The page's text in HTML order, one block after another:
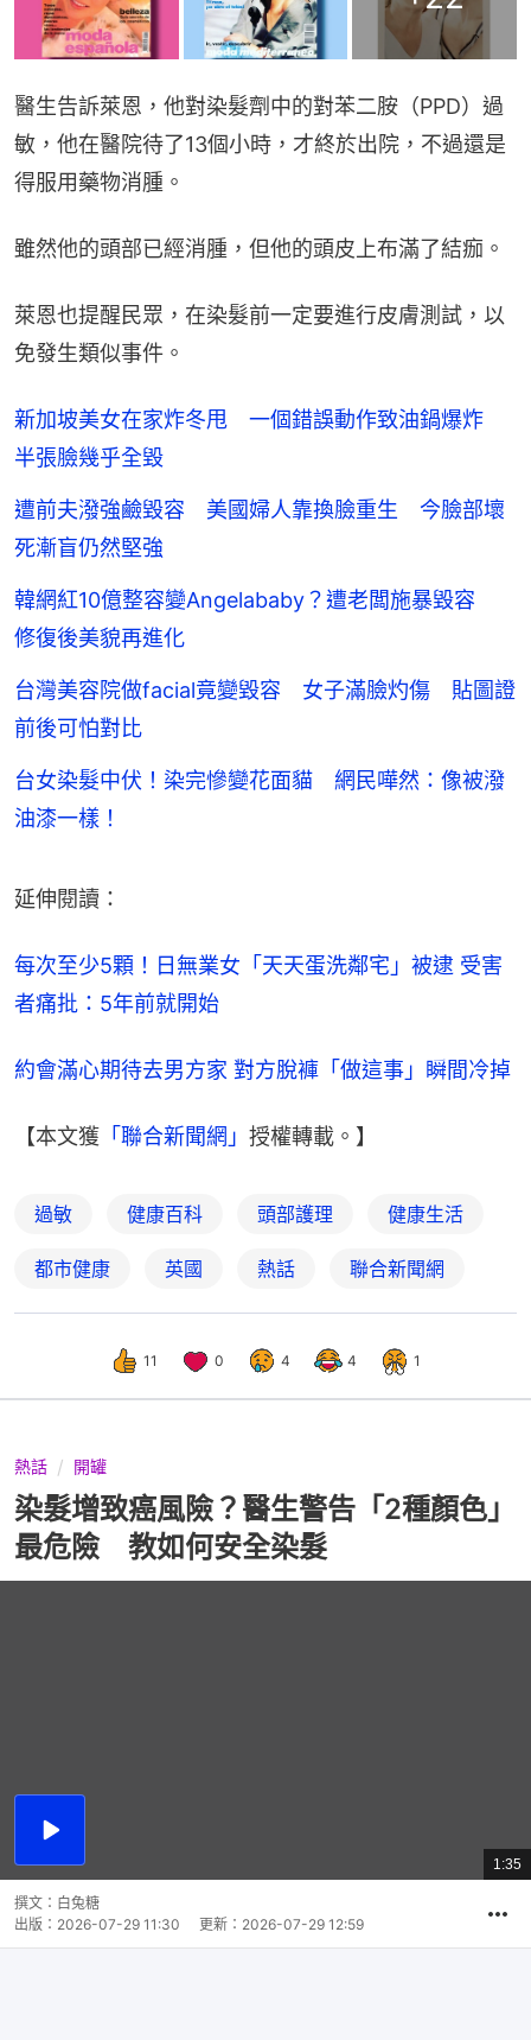
醫生告訴萊恩，他對染髮劑中的對苯二胺（PPD）過
敏，他在醫院待了13個小時，才終於出院，不過還是
得服用藥物消腫。
雖然他的頭部已經消腫，但他的頭皮上布滿了結痂。
萊恩也提醒民眾，在染髮前一定要進行皮膚測試，以
免發生類似事件。
新加坡美女在家炸冬甩 一個錯誤動作致油鍋爆炸
半張臉幾乎全毀
遭前夫潑強鹼毀容 美國婦人靠換臉重生 今臉部壞
死漸盲仍然堅強
韓網紅10億整容變Angelababy？遭老闆施暴毀容
修復後美貌再進化
台灣美容院做facial竟變毀容 女子滿臉灼傷 貼圖證
前後可怕對比
台女染髮中伏！染完慘變花面貓 網民嘩然：像被潑
油漆一樣！
延伸閱讀：
每次至少5顆！日無業女「天天蛋洗鄰宅」被逮 受害
者痛批：5年前就開始
約會滿心期待去男方家 對方脫褲「做這事」瞬間冷掉
【本文獲 「聯合新聞網」 授權轉載。】
過敏 健康百科 頭部護理 健康生活
都市健康 英國 熱話 聯合新聞網
11 0 4 4 1
熱話 開罐
染髮增致癌風險？醫生警告「2種顏色」
最危險 教如何安全染髮
播
總
共
1:35
撰文： 白兔糖
出版： 2026-07-29 11:30 更新： 2026-07-29 12:59